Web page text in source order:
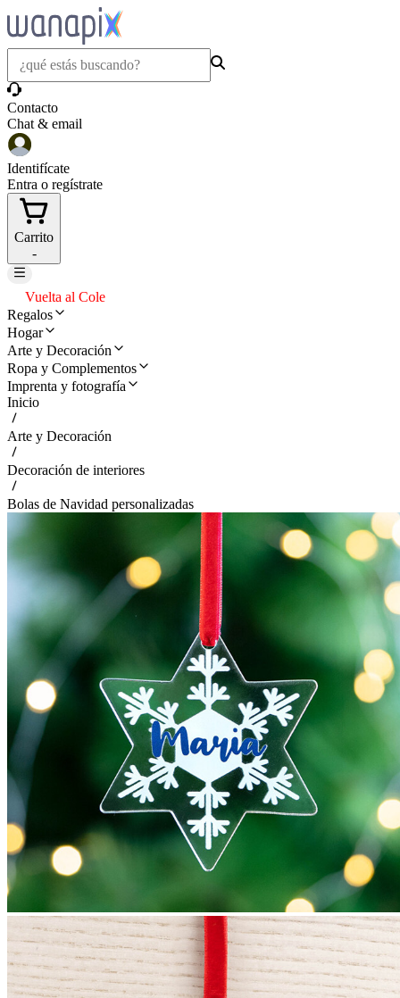
Contacto
Chat & email
Identifícate
Entra o regístrate
Carrito
-
Vuelta al Cole
Regalos
Hogar
Arte y Decoración
Ropa y Complementos
Imprenta y fotografía
Inicio
Arte y Decoración
Decoración de interiores
Bolas de Navidad personalizadas